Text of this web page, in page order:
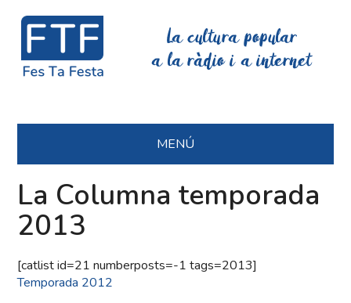
La cultura popular
a la ràdio i a internet
MENÚ
La Columna temporada
2013
[catlist id=21 numberposts=-1 tags=2013]
Temporada 2012